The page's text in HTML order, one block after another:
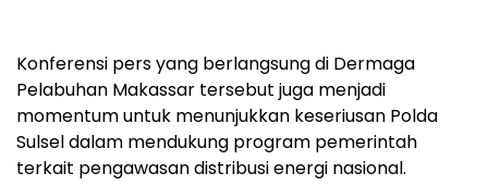
Konferensi pers yang berlangsung di Dermaga
Pelabuhan Makassar tersebut juga menjadi
momentum untuk menunjukkan keseriusan Polda
Sulsel dalam mendukung program pemerintah
terkait pengawasan distribusi energi nasional.